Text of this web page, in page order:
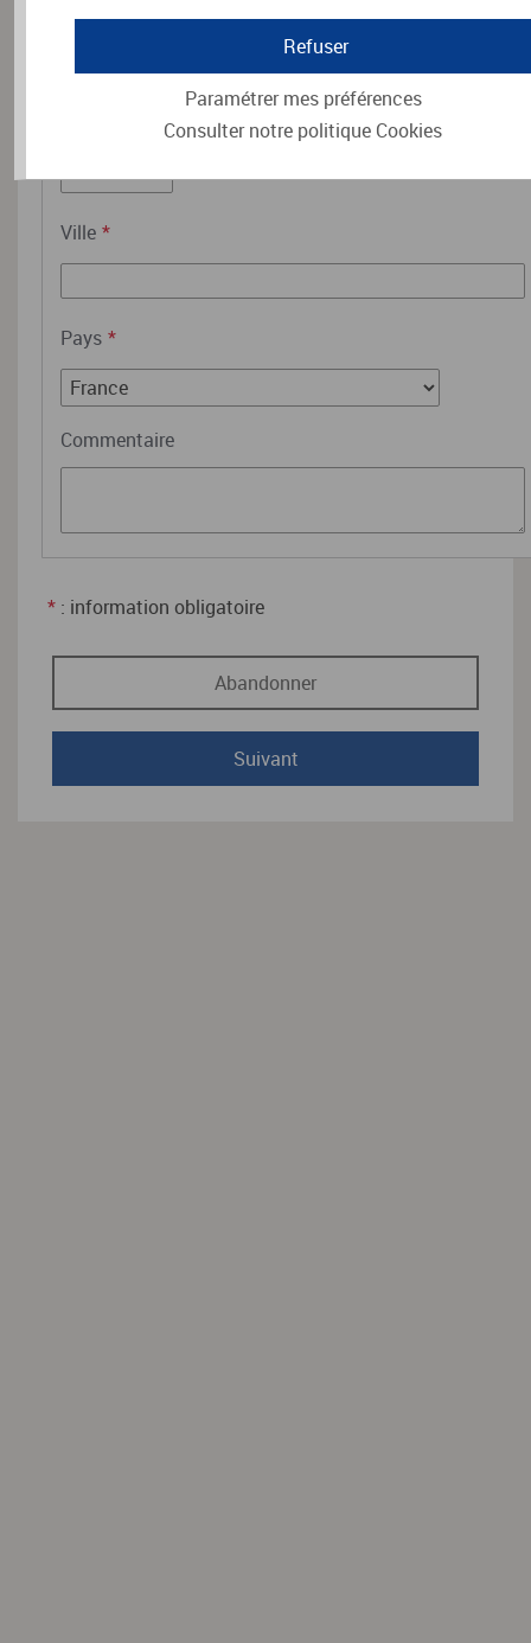
*
Ville *
Pays *
Commentaire
* : information obligatoire
Abandonner
Suivant
Refuser
Paramétrer mes préférences
Consulter notre politique Cookies